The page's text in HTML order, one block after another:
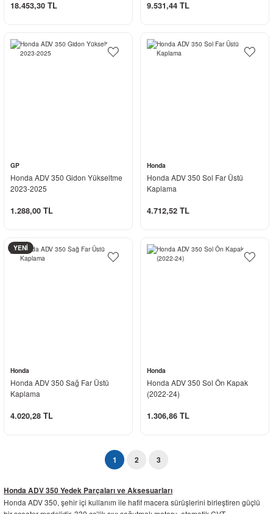
18.453,30 TL 9.531,44 TL
GP
Honda ADV 350 Gidon Yükseltme
2023-2025
1.288,00 TL
Honda
Honda ADV 350 Sol Far Üstü
Kaplama
4.712,52 TL
YENİ
Honda
Honda ADV 350 Sağ Far Üstü
Kaplama
4.020,28 TL
Honda
Honda ADV 350 Sol Ön Kapak
(2022-24)
1.306,86 TL
1 2 3
Honda ADV 350 Yedek Parçaları ve Aksesuarları
Honda ADV 350, şehir içi kullanım ile hafif macera sürüşlerini birleştiren güçlü